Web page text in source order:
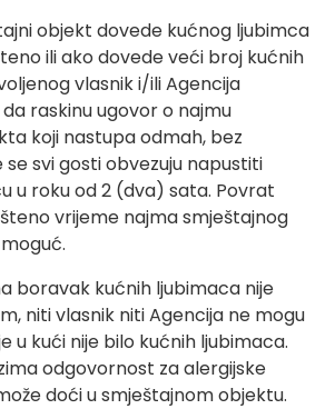
objekt dovede kućnog ljubimca
ili ako dovede veći broj kućnih
vlasnik i/ili Agencija
raskinu ugovor o najmu
koji nastupa odmah, bez
svi gosti obvezuju napustiti
u roku od 2 (dva) sata. Povrat
vrijeme najma smještajnog
boravak kućnih ljubimaca nije
niti vlasnik niti Agencija ne mogu
u kući nije bilo kućnih ljubimaca.
odgovornost za alergijske
doći u smještajnom objektu.